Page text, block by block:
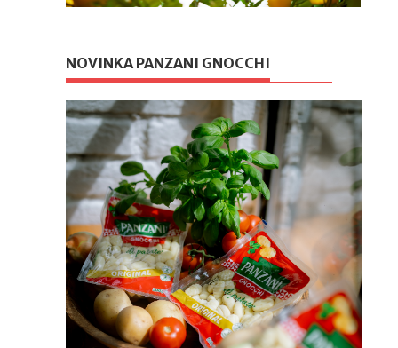
NOVINKA PANZANI GNOCCHI